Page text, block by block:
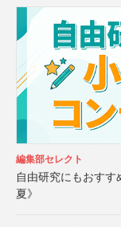
編集部セレクト
自由研究にもおす
夏》